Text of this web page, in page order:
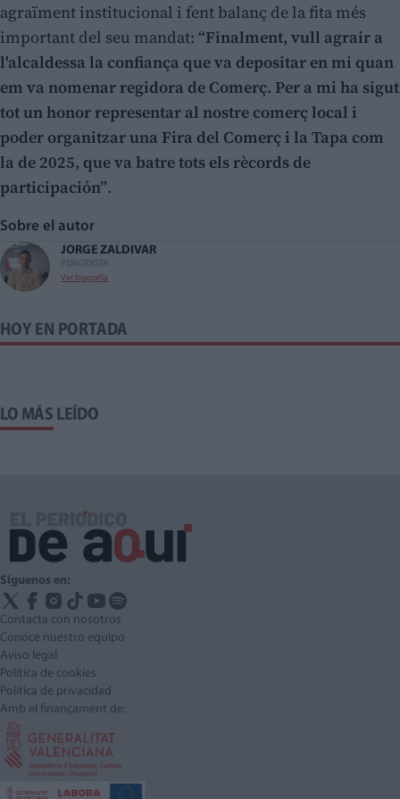
agraïment institucional i fent balanç de la fita més
important del seu mandat: “Finalment, vull agrair a
l'alcaldessa la confiança que va depositar en mi quan
em va nomenar regidora de Comerç. Per a mi ha sigut
tot un honor representar al nostre comerç local i
poder organitzar una Fira del Comerç i la Tapa com
la de 2025, que va batre tots els rècords de
participación”.
Sobre el autor
JORGE ZALDIVAR
PERIODISTA
Ver biografía
HOY EN PORTADA
LO MÁS LEÍDO
Síguenos en:
Contacta con nosotros
Conoce nuestro equipo
Aviso legal
Política de cookies
Política de privacidad
Amb el finançament de: